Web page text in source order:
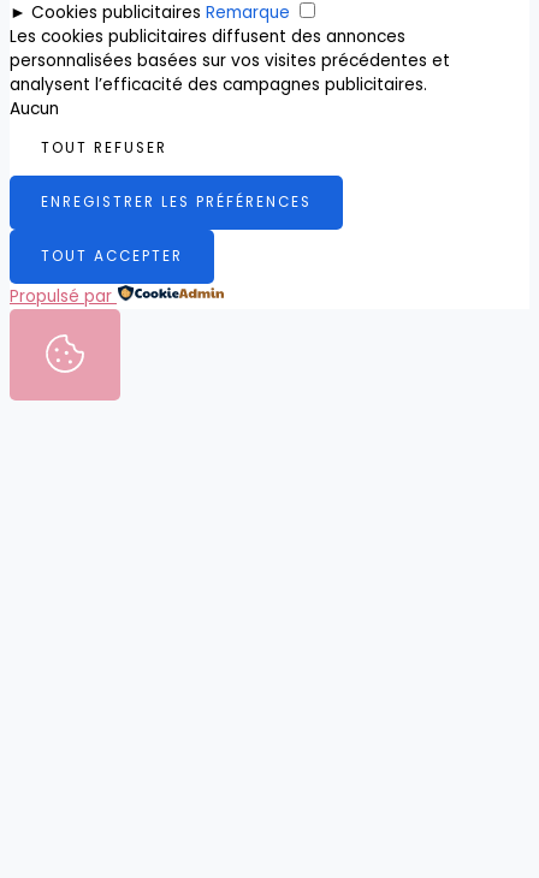
► Cookies publicitaires Remarque
Les cookies publicitaires diffusent des annonces
personnalisées basées sur vos visites précédentes et
analysent l’efficacité des campagnes publicitaires.
Aucun
TOUT REFUSER
ENREGISTRER LES PRÉFÉRENCES
TOUT ACCEPTER
Propulsé par